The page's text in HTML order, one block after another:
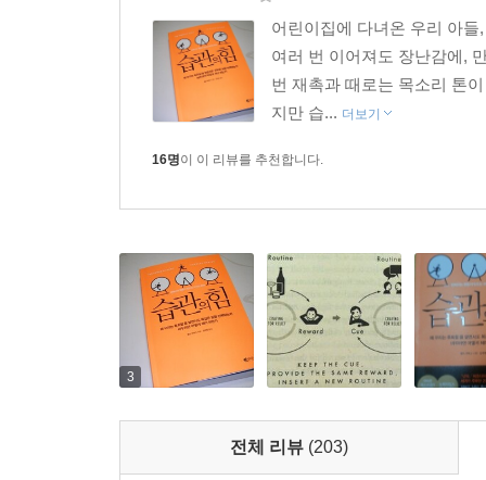
어린이집에 다녀온 우리 아
여러 번 이어져도 장난감에,
번 재촉과 때로는 목소리 톤
지만 습... 더보기
16명이 이 리뷰를 추천합니다.
3
전체 리뷰 (203)